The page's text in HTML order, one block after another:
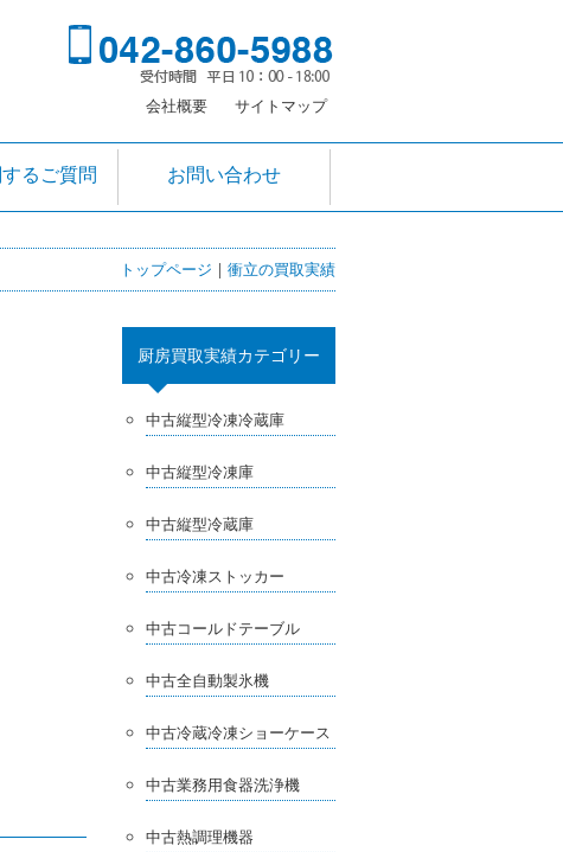
会社概要 サイトマップ
るご質問 お問い合わせ
トップページ |衝立の買取実績
厨房買取実績カテゴリー
中古縦型冷凍冷蔵庫
中古縦型冷凍庫
中古縦型冷蔵庫
中古冷凍ストッカー
中古コールドテーブル
中古全自動製氷機
中古冷蔵冷凍ショーケース
中古業務用食器洗浄機
中古熱調理機器